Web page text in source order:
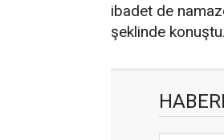
ibadet de
şeklinde konuştu.